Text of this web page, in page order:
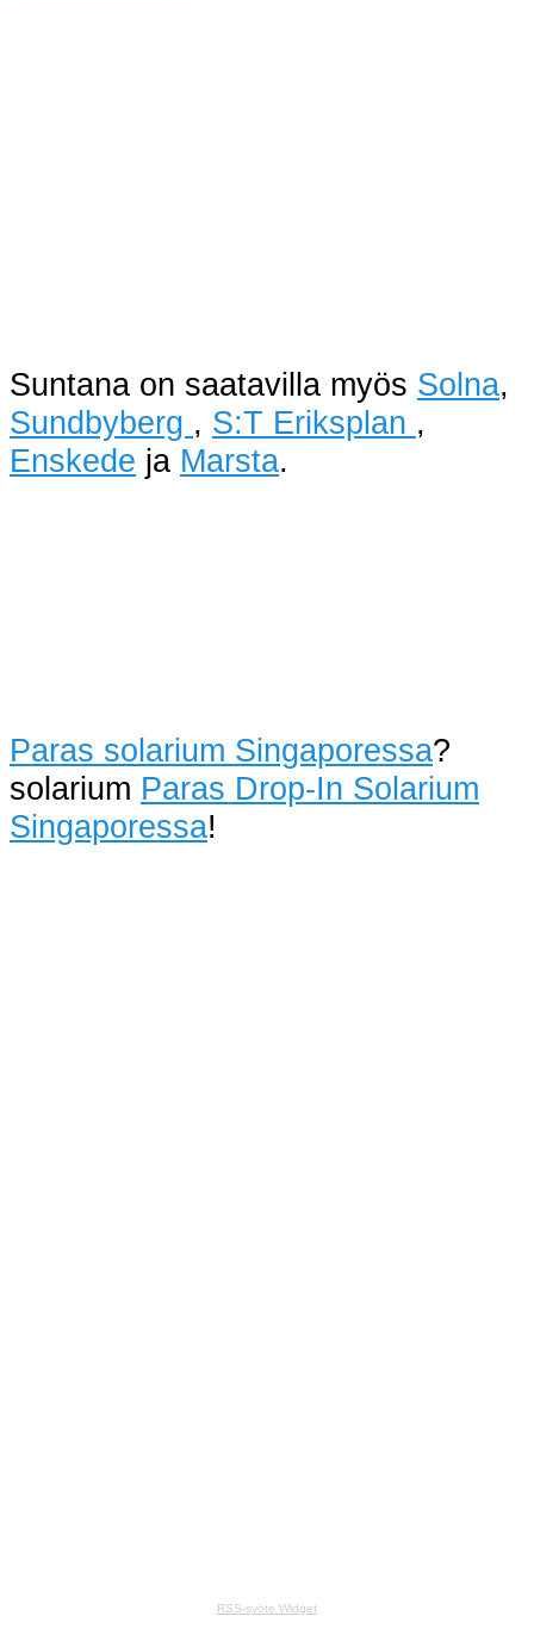
Suntana on saatavilla myös Solna,
Sundbyberg , S:T Eriksplan ,
Enskede ja Marsta.
Paras solarium Singaporessa?
solarium Paras Drop-In Solarium
Singaporessa!
RSS-syöte Widget